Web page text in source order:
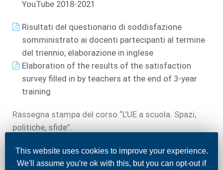
YouTube 2018-2021
Risultati del questionario di soddisfazione
somministrato ai docenti partecipanti al termine
del triennio, elaborazione in inglese
Elaboration of the results of the satisfaction
survey filled in by teachers at the end of 3-year
training
Rassegna stampa del corso “L’UE a scuola. Spazi,
politiche, sfide”.
A scuola di Europa: la cattedra Jean Monnet Uniba e il
liceo “Carlo Troya” in una sfida comune, su
This website uses cookies to improve your experience.
We'll assume you're ok with this, but you can opt-out if